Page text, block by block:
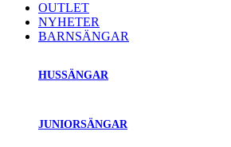
OUTLET
NYHETER
BARNSÄNGAR
HUSSÄNGAR
JUNIORSÄNGAR